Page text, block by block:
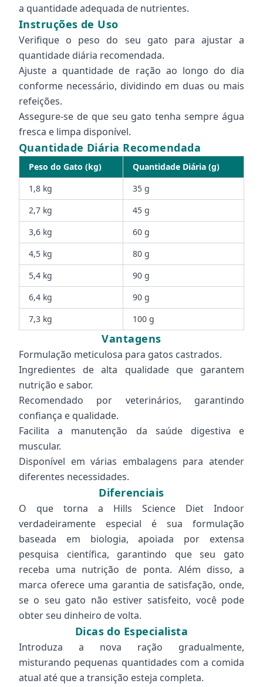
a quantidade adequada de nutrientes.
Instruções de Uso
Verifique o peso do seu gato para ajustar a
quantidade diária recomendada.
Ajuste a quantidade de ração ao longo do dia
conforme necessário, dividindo em duas ou mais
refeições.
Assegure-se de que seu gato tenha sempre água
fresca e limpa disponível.
Quantidade Diária Recomendada
Peso do Gato (kg)
Quantidade Diária (g)
1,8 kg
35 g
2,7 kg
45 g
3,6 kg
60 g
4,5 kg
80 g
5,4 kg
90 g
6,4 kg
90 g
7,3 kg
100 g
Vantagens
Formulação meticulosa para gatos castrados.
Ingredientes de alta qualidade que garantem
nutrição e sabor.
Recomendado por veterinários, garantindo
confiança e qualidade.
Facilita a manutenção da saúde digestiva e
muscular.
Disponível em várias embalagens para atender
diferentes necessidades.
Diferenciais
O que torna a Hills Science Diet Indoor
verdadeiramente especial é sua formulação
baseada em biologia, apoiada por extensa
pesquisa científica, garantindo que seu gato
receba uma nutrição de ponta. Além disso, a
marca oferece uma garantia de satisfação, onde,
se o seu gato não estiver satisfeito, você pode
obter seu dinheiro de volta.
Dicas do Especialista
Introduza a nova ração gradualmente,
misturando pequenas quantidades com a comida
atual até que a transição esteja completa.